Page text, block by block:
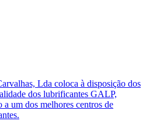
Lda coloca à disposição dos
dos lubrificantes GALP,
a um dos melhores centros de